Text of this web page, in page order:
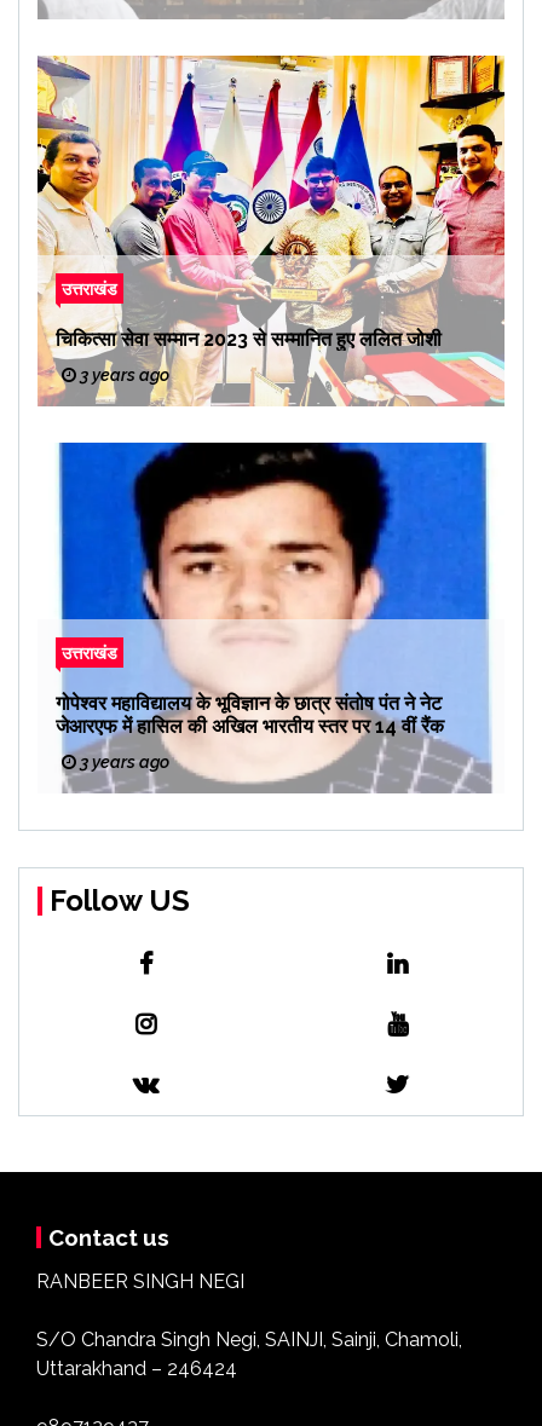
उत्तराखंड
चिकित्सा सेवा सम्मान 2023 से सम्मानित हुए ललित जोशी
3 years ago
उत्तराखंड
गोपेश्वर महाविद्यालय के भूविज्ञान के छात्र संतोष पंत ने नेट
जेआरएफ में हासिल की अखिल भारतीय स्तर पर 14 वीं रैंक
3 years ago
Follow US
Contact us
RANBEER SINGH NEGI
S/O Chandra Singh Negi, SAINJI, Sainji, Chamoli,
Uttarakhand – 246424